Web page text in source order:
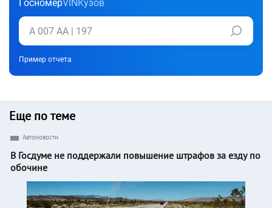
ГосномерVIN Кузов
Пример отчета
Еще по теме
Автоновости
В Госдуме не поддержали повышение штрафов за езду по
обочине